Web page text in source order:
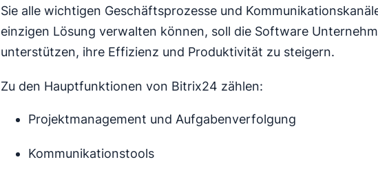
Sie alle wichtigen Geschäftsprozesse und
einzigen Lösung verwalten können, soll die Software
unterstützen, ihre Effizienz und Produktivität zu steigern.
Zu den Hauptfunktionen von Bitrix24 zählen:
Projektmanagement und Aufgabenverfolgung
Kommunikationstools